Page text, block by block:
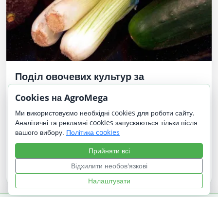
Поділ овочевих культур за
ботанічними сімействами
Астрові або складноцвіті (Asteraceae) Артишок,
салат, вівсяний корінь, естрагон, салатний цикорій,
скорцонера, топінамбур. Бобові (Fabaceae) Боби,
горох, соя, квасоля. Гречані (Polygonaceae) …
Докладніше
Cookies на AgroMega
Ми використовуємо необхідні cookies для роботи сайту.
Аналітичні та рекламні cookies запускаються тільки після
вашого вибору. Політика cookies
Прийняти всі
Відхилити необов'язкові
Налаштувати